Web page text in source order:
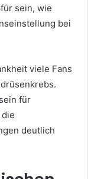
sein, wie
bei
viele Fans
für
deutlich